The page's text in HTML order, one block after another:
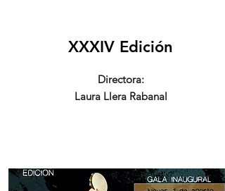
XXXIV Edición
Directora:
Laura Llera Rabanal